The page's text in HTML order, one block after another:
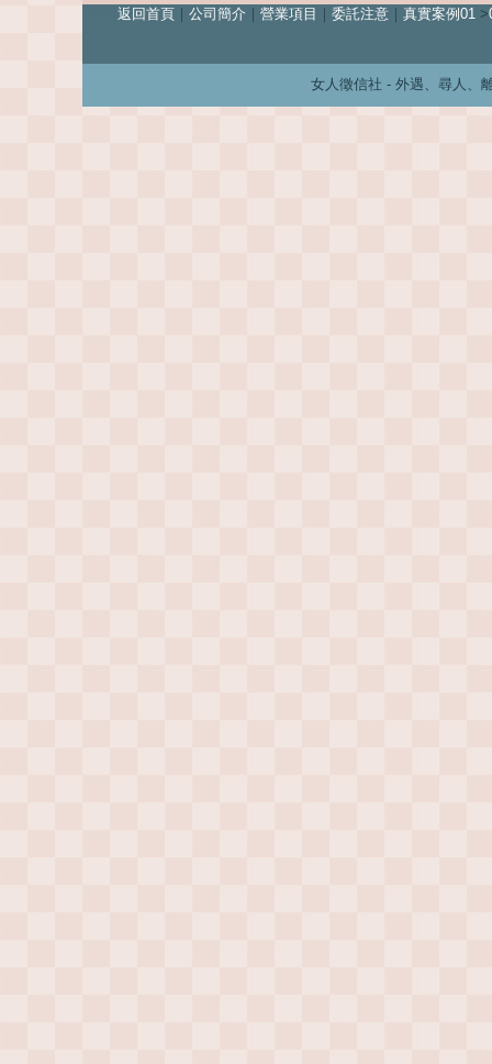
返回首頁｜ 公司簡介 營業項目 委託注意｜ 真實案例01>
女人徵信社 - 外遇、尋人、